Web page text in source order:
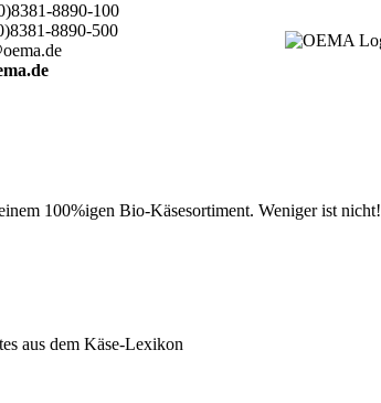
8890-100
8890-500
100%igen Bio-Käsesortiment. Weniger ist nicht!
aus dem Käse-Lexikon